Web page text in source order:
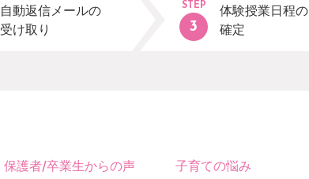
自動返信メールの
受け取り
STEP
体験授業日程の
確定
保護者/卒業生からの声 子育ての悩み